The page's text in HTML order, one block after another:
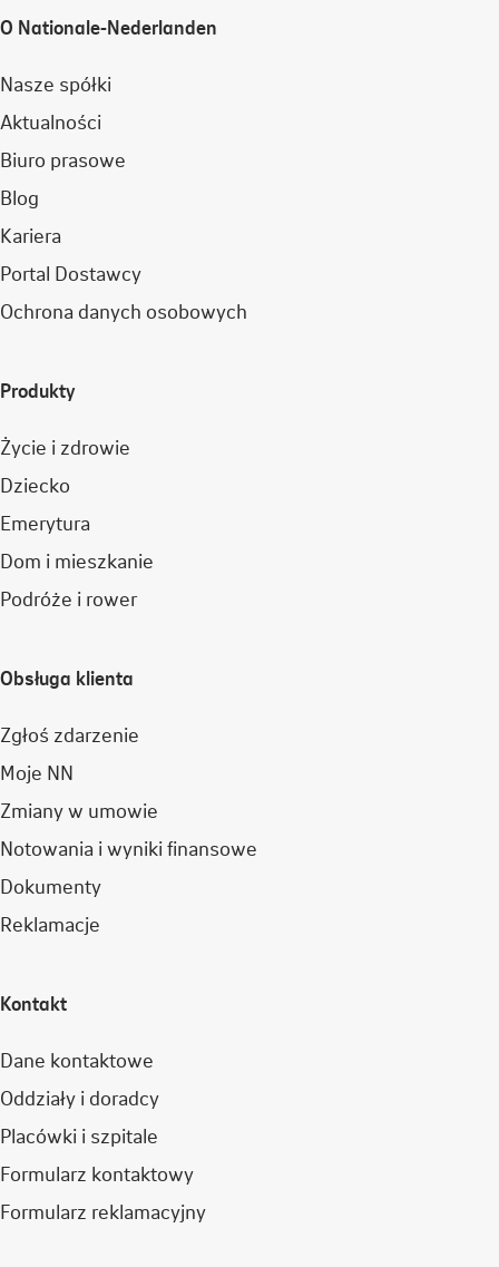
O Nationale-Nederlanden
Nasze spółki
Aktualności
Biuro prasowe
Blog
Kariera
Portal Dostawcy
Ochrona danych osobowych
Produkty
Życie i zdrowie
Dziecko
Emerytura
Dom i mieszkanie
Podróże i rower
Obsługa klienta
Zgłoś zdarzenie
Moje NN
Zmiany w umowie
Notowania i wyniki finansowe
Dokumenty
Reklamacje
Kontakt
Dane kontaktowe
Oddziały i doradcy
Placówki i szpitale
Formularz kontaktowy
Formularz reklamacyjny